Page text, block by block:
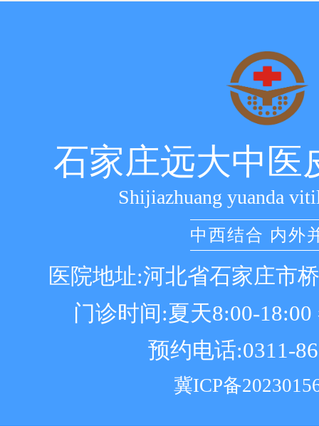
石家庄远大中医
Shijiazhuang yuanda
中西结合 内外
医院地址:河北省石家庄市
门诊时间:夏天8:00-18:00
预约电话:0311-
冀ICP备